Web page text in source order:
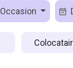
Occasion